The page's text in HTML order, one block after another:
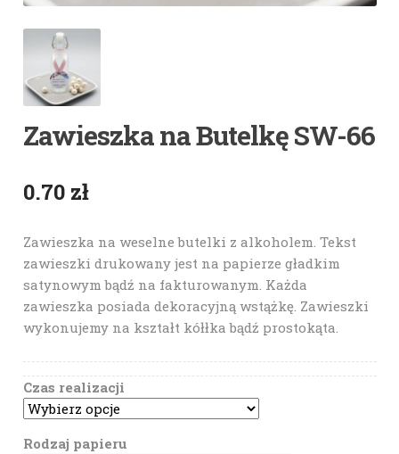
Zawieszka na Butelkę SW-66
0.70 zł
Zawieszka na weselne butelki z alkoholem. Tekst
zawieszki drukowany jest na papierze gładkim
satynowym bądź na fakturowanym. Każda
zawieszka posiada dekoracyjną wstążkę. Zawieszki
wykonujemy na kształt kółłka bądź prostokąta.
Czas realizacji
Rodzaj papieru